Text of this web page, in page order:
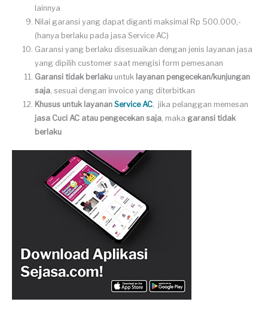
lainnya
Nilai garansi yang dapat diganti maksimal Rp 500.000,-
(hanya berlaku pada jasa Service AC)
Garansi yang berlaku disesuaikan dengan jenis layanan jasa
yang dipilih customer saat mengisi form pemesanan
Garansi tidak berlaku untuk layanan pengecekan/kunjungan
saja, sesuai dengan invoice yang diterbitkan
Khusus untuk layananService AC, jika pelanggan memesan
jasa Cuci AC atau pengecekan saja, maka garansi tidak
berlaku